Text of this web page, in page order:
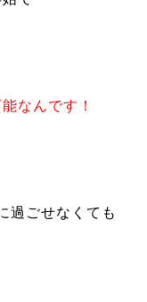
なんです！
過ごせなくても